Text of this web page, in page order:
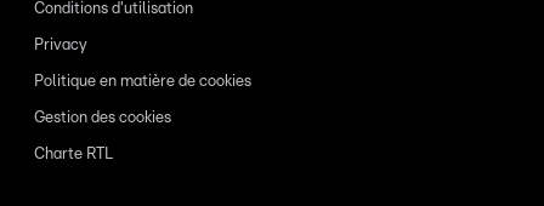
Conditions d'utilisation
Privacy
Politique en matière de cookies
Gestion des cookies
Charte RTL